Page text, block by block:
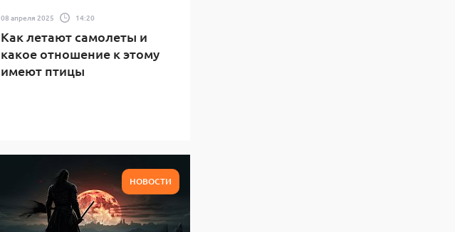
08 апреля 2025 14:20
Как летают самолеты и
какое отношение к этому
имеют птицы
НОВОСТИ